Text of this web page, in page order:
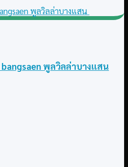
พูลวิลล่าบางแสน